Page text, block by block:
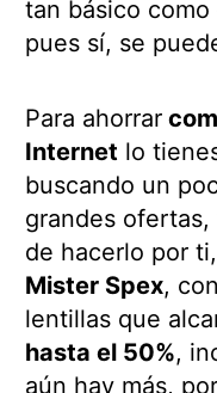
tan básico como
pues sí, se
Para ahorrar
Internet lo
buscando un
grandes
de hacerlo por
Mister Spex,
lentillas que
hasta el 50%,
aún hay más,